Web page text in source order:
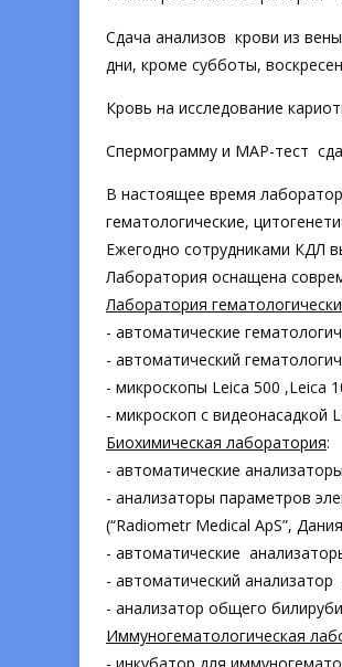
Сдача анализов крови из
дни, кроме субботы,
Кровь на исследование
Спермограмму и МАР-тест
В настоящее время
гематологические,
Ежегодно сотрудниками КДЛ
Лаборатория оснащена
Лаборатория
- автоматические
- автоматический
- микроскопы Leica 500 ,Leica
- микроскоп с видеонасадкой
Биохимическая лаборатория:
- автоматические
- анализаторы параметров
(“Radiometr Medical ApS”,
- автоматические
- автоматический
- анализатор общего
Иммуногематологическая